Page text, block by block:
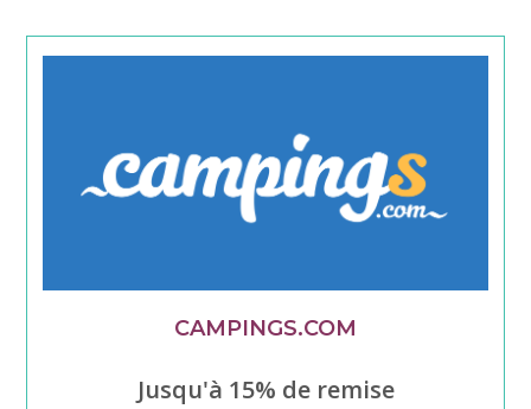
CAMPINGS.COM
Jusqu'à 15% de remise